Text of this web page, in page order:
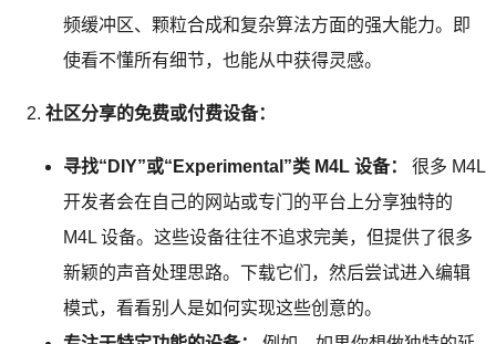
频缓冲区、颗粒合成和复杂算法方面的强大能力。即
使看不懂所有细节，也能从中获得灵感。
社区分享的免费或付费设备：
寻找“DIY”或“Experimental”类 M4L 设备：
很多 M4L
开发者会在自己的网站或专门的平台上分享独特的
M4L 设备。这些设备往往不追求完美，但提供了很多
新颖的声音处理思路。下载它们，然后尝试进入编辑
模式，看看别人是如何实现这些创意的。